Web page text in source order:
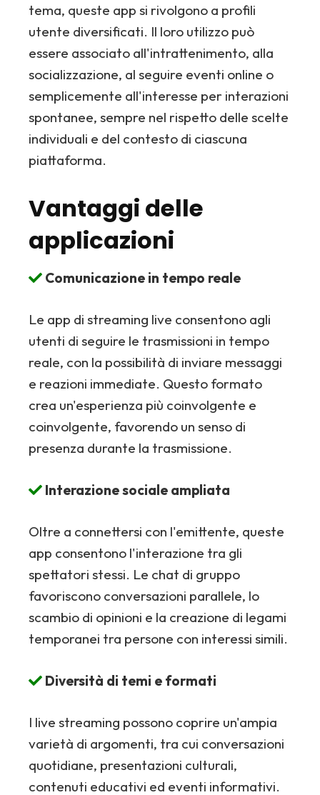
tema, queste app si rivolgono a profili
utente diversificati. Il loro utilizzo può
essere associato all'intrattenimento, alla
socializzazione, al seguire eventi online o
semplicemente all'interesse per interazioni
spontanee, sempre nel rispetto delle scelte
individuali e del contesto di ciascuna
piattaforma.
Vantaggi delle
applicazioni
Comunicazione in tempo reale
Le app di streaming live consentono agli
utenti di seguire le trasmissioni in tempo
reale, con la possibilità di inviare messaggi
e reazioni immediate. Questo formato
crea un'esperienza più coinvolgente e
coinvolgente, favorendo un senso di
presenza durante la trasmissione.
Interazione sociale ampliata
Oltre a connettersi con l'emittente, queste
app consentono l'interazione tra gli
spettatori stessi. Le chat di gruppo
favoriscono conversazioni parallele, lo
scambio di opinioni e la creazione di legami
temporanei tra persone con interessi simili.
Diversità di temi e formati
I live streaming possono coprire un'ampia
varietà di argomenti, tra cui conversazioni
quotidiane, presentazioni culturali,
contenuti educativi ed eventi informativi.